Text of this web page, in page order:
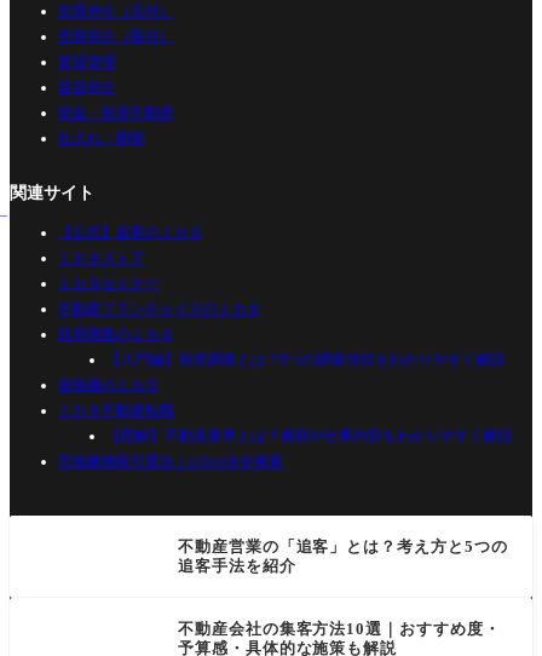
売買仲介（元付）
売買仲介（客付）
賃貸管理
賃貸仲介
収益・投資不動産
仕入れ・開発
関連サイト
【公式】追客のミカタ
ミカタストア
ミカタセミナー
不動産フランチャイズのミカタ
役所調査のミカタ
【入門編】役所調査とは？8つの調査項目をわかりやすく解説
借地権のミカタ
ミカタ不動産転職
【図解】不動産業界とは？種類や仕事内容をわかりやすく解説
宅地建物取引業法｜e-Gov法令検索
不動産営業の「追客」とは？考え方と5つの
追客手法を紹介
不動産会社の集客方法10選｜おすすめ度・
予算感・具体的な施策も解説